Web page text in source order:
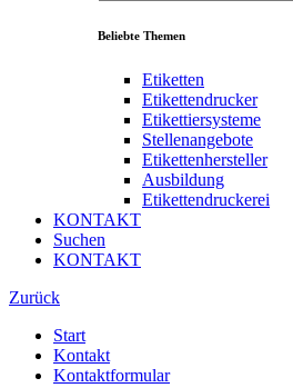
Beliebte Themen
Etiketten
Etikettendrucker
Etikettiersysteme
Stellenangebote
Etikettenhersteller
Ausbildung
Etikettendruckerei
KONTAKT
Suchen
KONTAKT
Zurück
Start
Kontakt
Kontaktformular